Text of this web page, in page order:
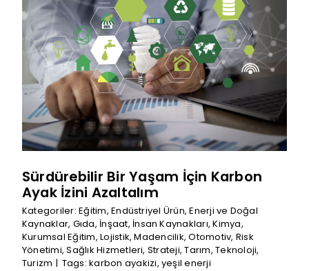
Sürdürebilir Bir Yaşam İçin Karbon
Ayak İzini Azaltalım
Kategoriler:Eğitim,Endüstriyel Ürün,Enerji ve Doğal
Kaynaklar, Gıda, İnşaat, İnsan Kaynakları,Kimya,
Kurumsal Eğitim,Lojistik,Madencilik,Otomotiv, Risk
Yönetimi,Sağlık Hizmetleri, Strateji,Tarım,Teknoloji,
Turizm | Tags:karbon ayakizi, yeşil enerji